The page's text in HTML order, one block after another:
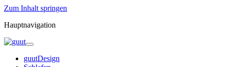
Zum Inhalt springen
Hauptnavigation
guutDesign